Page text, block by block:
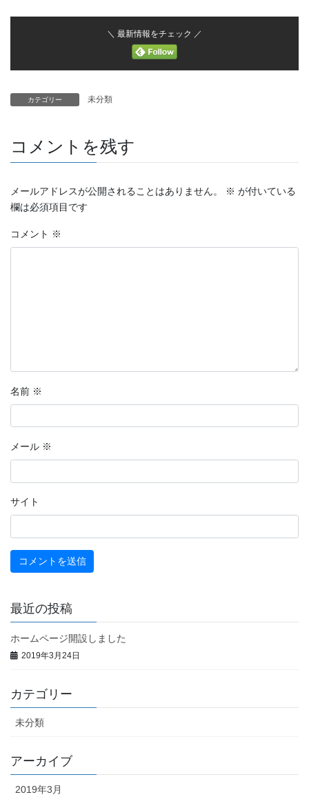
＼ 最新情報をチェック ／
カテゴリー 未分類
コメントを残す
メールアドレスが公開されることはありません。 ※ が付いている
欄は必須項目です
コメント ※
名前 ※
メール ※
サイト
最近の投稿
ホームページ開設しました
2019年3月24日
カテゴリー
未分類
アーカイブ
2019年3月